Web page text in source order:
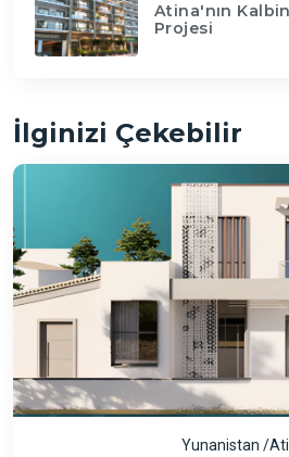
Atina'nın
Projesi
İlginizi Çekebilir
Yunanistan /